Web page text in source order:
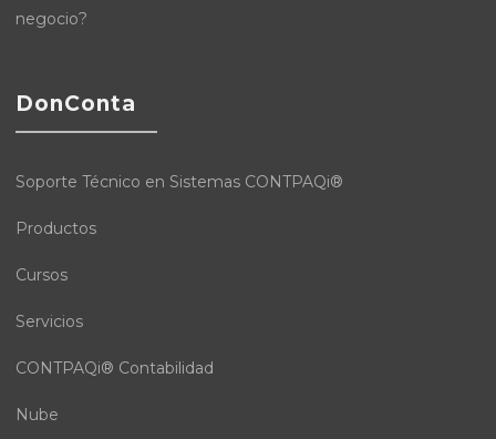
negocio?
DonConta
Soporte Técnico en Sistemas CONTPAQi®
Productos
Cursos
Servicios
CONTPAQi® Contabilidad
Nube